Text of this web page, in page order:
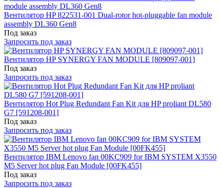
Вентилятор HP 822531-001 Dual-rotor hot-pluggable fan module
assembly DL360 Gen8
Под заказ
Запросить под заказ
Вентилятор HP SYNERGY FAN MODULE [809097-001]
Под заказ
Запросить под заказ
Вентилятор Hot Plug Redundant Fan Kit для HP proliant DL580
G7 [591208-001]
Под заказ
Запросить под заказ
Вентилятор IBM Lenovo fan 00KC909 for IBM SYSTEM X3550
M5 Server hot plug Fan Module [00FK455]
Под заказ
Запросить под заказ